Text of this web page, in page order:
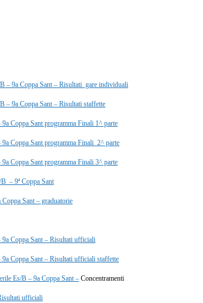
– 9a Coppa Sant – Risultati gare individuali
– 9a Coppa Sant – Risultati staffette
Coppa Sant programma Finali 1^ parte
Coppa Sant programma Finali 2^ parte
Coppa Sant programma Finali 3^ parte
– 9ª Coppa Sant
Sant – graduatorie
Coppa Sant – Risultati ufficiali
Coppa Sant – Risultati ufficiali staffette
Es/B – 9a Coppa Sant – Concentramenti
ufficiali